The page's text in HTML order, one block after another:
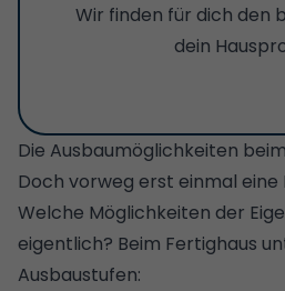
Wir finden für dich den
dein
Die Ausbaumöglichkeiten
Doch vorweg erst einmal eine
Welche Möglichkeiten der
eigentlich? Beim Fertighaus
Ausbaustufen: